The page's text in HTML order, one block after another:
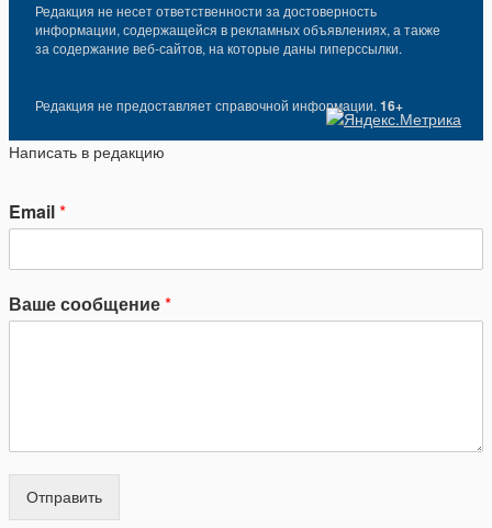
Редакция не несет ответственности за достоверность
информации, содержащейся в рекламных объявлениях, а также
за содержание веб-сайтов, на которые даны гиперссылки.
Редакция не предоставляет справочной информации. 16+
Написать в редакцию
Email*
Ваше сообщение*
Отправить